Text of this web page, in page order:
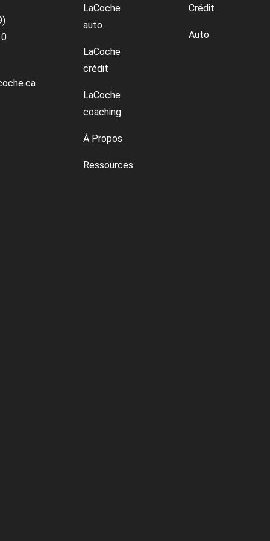
LaCoche
auto
LaCoche
crédit
LaCoche
coaching
À Propos
Ressources
Crédit
Auto